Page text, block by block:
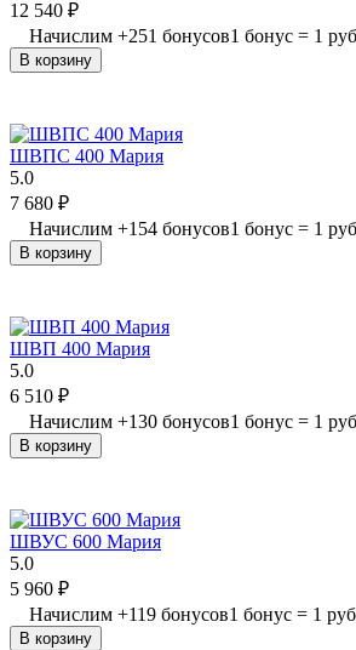
12 540 ₽
Начислим +251 бонусов1 бонус = 1
В корзину
ШВПС 400 Мария
5.0
7 680 ₽
Начислим +154 бонусов1 бонус = 1
В корзину
ШВП 400 Мария
5.0
6 510 ₽
Начислим +130 бонусов1 бонус = 1
В корзину
ШВУС 600 Мария
5.0
5 960 ₽
Начислим +119 бонусов1 бонус = 1
В корзину